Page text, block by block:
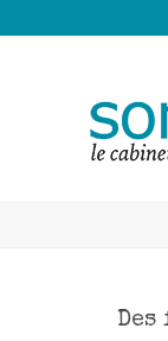
Anick
blessure
psychothérapie